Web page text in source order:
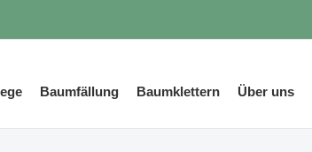
Baumfällung Baumklettern Über uns